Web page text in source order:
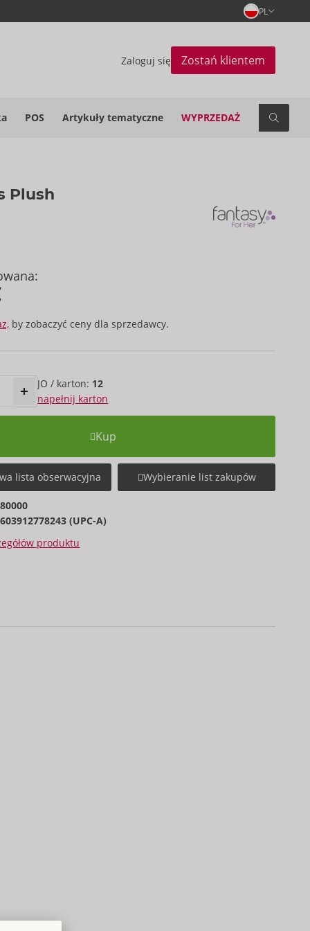
PL
Zaloguj się Zostań klientem
POS Artykuły tematyczne WYPRZEDAŻ
Plush
by zobaczyć ceny dla sprzedawcy.
JO / karton: 12
napełnij karton
Kup
lista obserwacyjna Wybieranie list zakupów
603912778243 (UPC-A)
produktu